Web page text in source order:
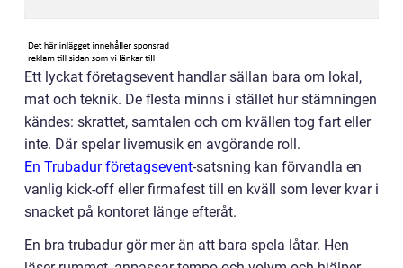
Ett lyckat företagsevent handlar sällan bara om lokal,
mat och teknik. De flesta minns i stället hur stämningen
kändes: skrattet, samtalen och om kvällen tog fart eller
inte. Där spelar livemusik en avgörande roll.
En Trubadur företagsevent-satsning kan förvandla en
vanlig kick-off eller firmafest till en kväll som lever kvar i
snacket på kontoret länge efteråt.
En bra trubadur gör mer än att bara spela låtar. Hen